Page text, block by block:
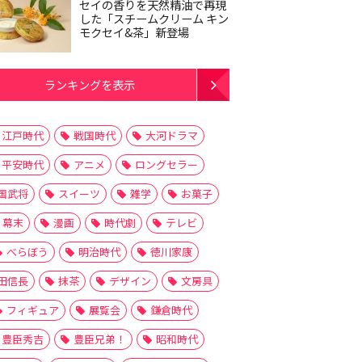
セイの香りを天然精油で再現
した「スチームクリーム キン
モクセイ&茶」新登場
ランキングを表示
江戸時代 戦国時代
大河ドラマ
平安時代
アニメ
ロングセラー
武将
スイーツ 雑学
お菓子
幕末
漫画 時代劇
テレビ
べらぼう
明治時代
徳川家康
信長
抹茶 デザイン
文房具
フィギュア
展覧会
鎌倉時代
豊臣秀吉
豊臣兄弟！
昭和時代